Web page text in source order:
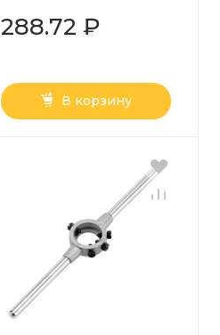
288.72 ₽
В корзину